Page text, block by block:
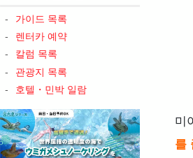
가이드 목록
렌터카 예약
칼럼 목록
관광지 목록
호텔・민박 일람
미
를